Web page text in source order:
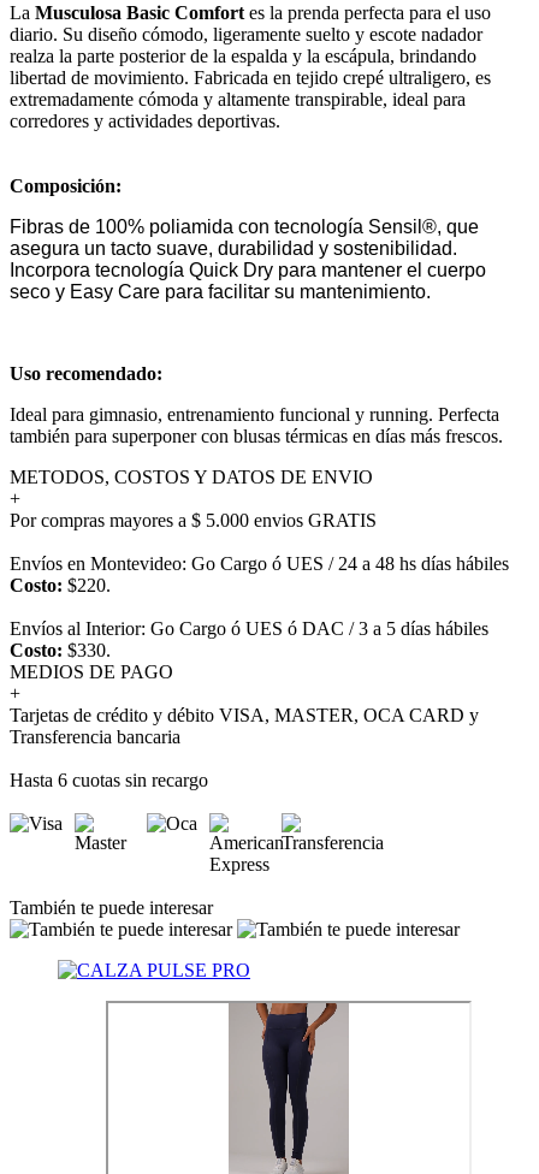
La Musculosa Basic Comfort es la prenda perfecta para el uso
diario. Su diseño cómodo, ligeramente suelto y escote nadador
realza la parte posterior de la espalda y la escápula, brindando
libertad de movimiento. Fabricada en tejido crepé ultraligero, es
extremadamente cómoda y altamente transpirable, ideal para
corredores y actividades deportivas.
Composición:
Fibras de 100% poliamida con tecnología Sensil®, que
asegura un tacto suave, durabilidad y sostenibilidad.
Incorpora tecnología Quick Dry para mantener el cuerpo
seco y Easy Care para facilitar su mantenimiento.
Uso recomendado:
Ideal para gimnasio, entrenamiento funcional y running. Perfecta
también para superponer con blusas térmicas en días más frescos.
METODOS, COSTOS Y DATOS DE ENVIO
+
Por compras mayores a $ 5.000 envios GRATIS
Envíos en Montevideo: Go Cargo ó UES / 24 a 48 hs días hábiles
Costo: $220.
Envíos al Interior: Go Cargo ó UES ó DAC / 3 a 5 días hábiles
Costo: $330.
MEDIOS DE PAGO
+
Tarjetas de crédito y débito VISA, MASTER, OCA CARD y
Transferencia bancaria
Hasta 6 cuotas sin recargo
También te puede interesar